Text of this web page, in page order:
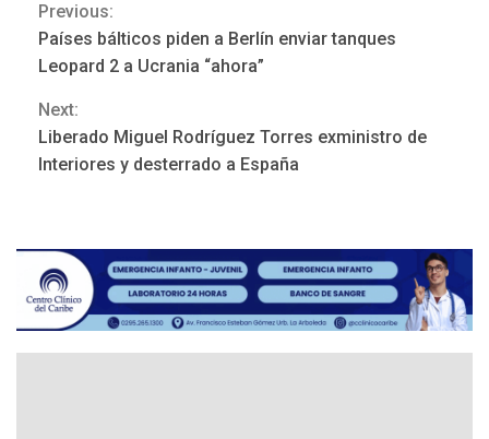
Continue
Reading
Previous:
Países bálticos piden a Berlín enviar tanques
Leopard 2 a Ucrania “ahora”
Next:
Liberado Miguel Rodríguez Torres exministro de
Interiores y desterrado a España
Hutíes de Yemen dicen que
atacaron dos petroleros
REGIONALES ÚLTIMA HORA
Instituciones estadales se
REGIONALES
TITULARES
ÚLTIMA HORA
Concejo Municipal de